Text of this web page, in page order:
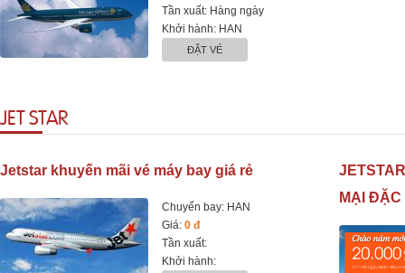
Tần xuất: Hàng ngày
Khởi hành: HAN
ĐẶT VÉ
JET STAR
Jetstar khuyến mãi vé máy bay giá rẻ
Chuyến bay: HAN
Giá: 0 đ
Tần xuất:
Khởi hành:
MẠI ĐẶC